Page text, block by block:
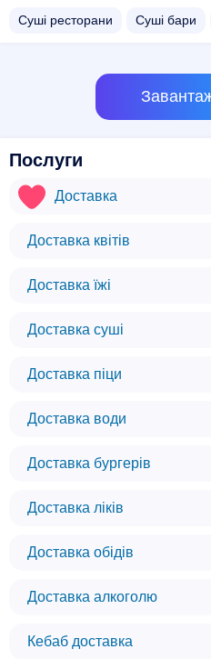
Суші ресторани Суші бари
Послуги
Доставка
Доставка квітів
Доставка їжі
Доставка суші
Доставка піци
Доставка води
Доставка бургерів
Доставка ліків
Доставка обідів
Доставка алкоголю
Кебаб доставка